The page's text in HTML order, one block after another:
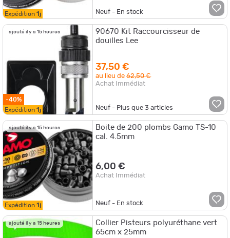
Expédition 1j Neuf - En stock
ajouté il y a 15 heures
-40%
Expédition 1j
90670 Kit Raccourcisseur de
douilles Lee
37,50 €
au lieu de62,50 €
Achat Immédiat
Neuf - Plus que3 articles
ajouté il y a 15 heures
Expédition 1j
Boite de 200 plombs Gamo TS-10
cal. 4.5mm
6,00 €
Achat Immédiat
Neuf - En stock
ajouté il y a 15 heures
Collier Pisteurs polyuréthane vert
65cm x 25mm